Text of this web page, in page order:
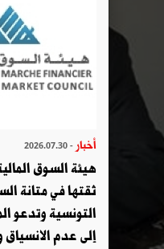
أخبار - 2026.07.30
هيئة السوق
ثقتها في متانة
التونسية وتدعو
إلى عدم الانسياق